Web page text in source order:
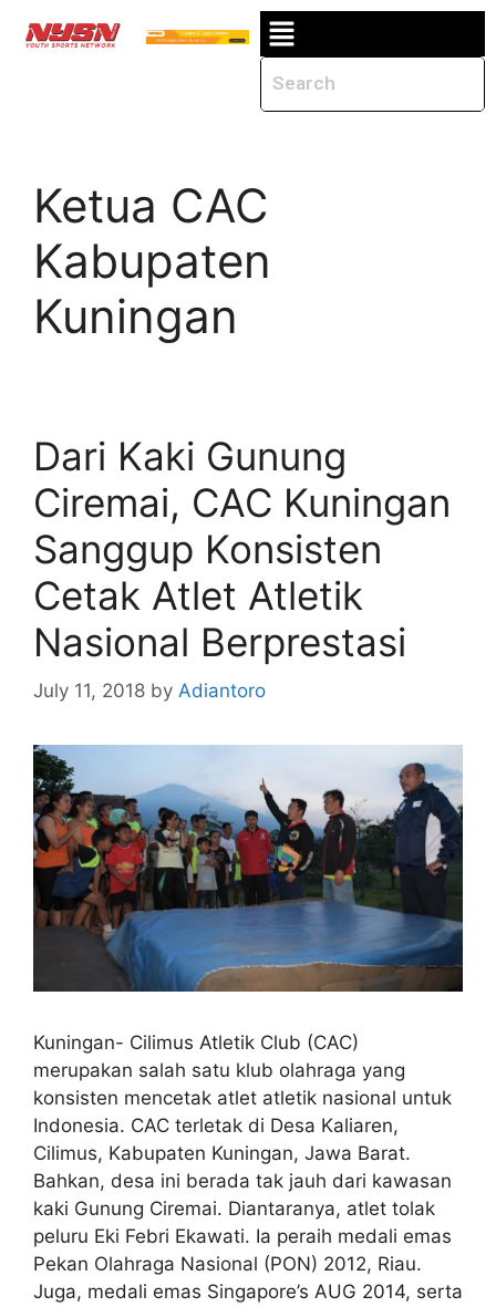
Ketua CAC
Kabupaten
Kuningan
Dari Kaki Gunung
Ciremai, CAC Kuningan
Sanggup Konsisten
Cetak Atlet Atletik
Nasional Berprestasi
July 11, 2018 by Adiantoro
Kuningan- Cilimus Atletik Club (CAC)
merupakan salah satu klub olahraga yang
konsisten mencetak atlet atletik nasional untuk
Indonesia. CAC terletak di Desa Kaliaren,
Cilimus, Kabupaten Kuningan, Jawa Barat.
Bahkan, desa ini berada tak jauh dari kawasan
kaki Gunung Ciremai. Diantaranya, atlet tolak
peluru Eki Febri Ekawati. Ia peraih medali emas
Pekan Olahraga Nasional (PON) 2012, Riau.
Juga, medali emas Singapore’s AUG 2014, serta